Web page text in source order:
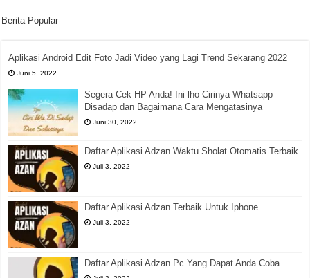
Berita Popular
Aplikasi Android Edit Foto Jadi Video yang Lagi Trend Sekarang 2022
Juni 5, 2022
Segera Cek HP Anda! Ini lho Cirinya Whatsapp
Disadap dan Bagaimana Cara Mengatasinya
Juni 30, 2022
Daftar Aplikasi Adzan Waktu Sholat Otomatis Terbaik
Juli 3, 2022
Daftar Aplikasi Adzan Terbaik Untuk Iphone
Juli 3, 2022
Daftar Aplikasi Adzan Pc Yang Dapat Anda Coba